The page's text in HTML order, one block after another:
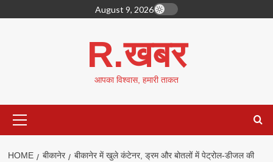
to
August 9, 2026
R.खबर
आपका विश्वास, हमारी ताकत
Menu
HOME बीकानेर
बीकानेर में खुले कंटेनर, ड्रम और बोतलों में पेट्रोल-डीजल की